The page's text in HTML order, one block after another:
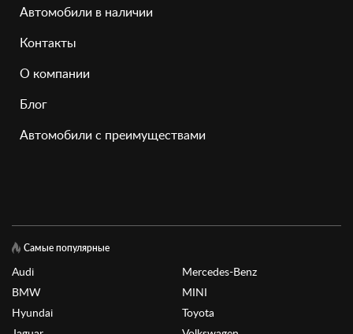
Автомобили в наличии
Контакты
О компании
Блог
Автомобили с преимуществами
Самые популярные
Audi
BMW
Hyundai
Mercedes-Benz
MINI
Toyota